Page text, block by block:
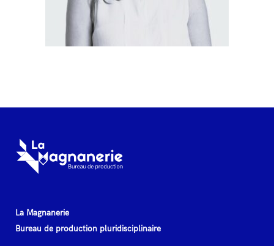
La Magnanerie
Bureau de production pluridisciplinaire